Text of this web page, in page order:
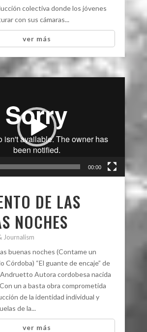
colectiva donde los jóvenes
con sus cámaras...
ver más
00:00
DE LAS
NOCHES
Journalism
buenas noches (Contame un
Córdoba) “El guante de encaje” de
Autora cordobesa nacida
un a basta obra comprometida
de la identidad individual y
de la...
ver más